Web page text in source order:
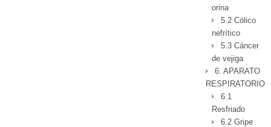
orina
5.2 Cólico
nefrítico
5.3 Cáncer
de vejiga
6. APARATO
RESPIRATORIO
6.1
Resfriado
6.2 Gripe